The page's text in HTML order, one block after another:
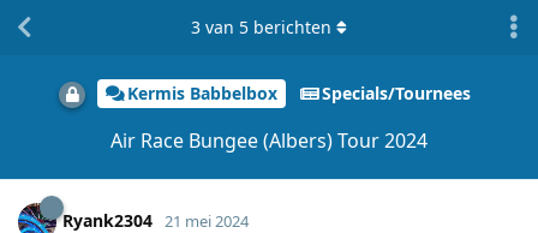
Kermis Babbelbox Specials/Tournees
Air Race Bungee (Albers) Tour 2024
3 van 5 berichten
Ryank2304 21 mei 2024